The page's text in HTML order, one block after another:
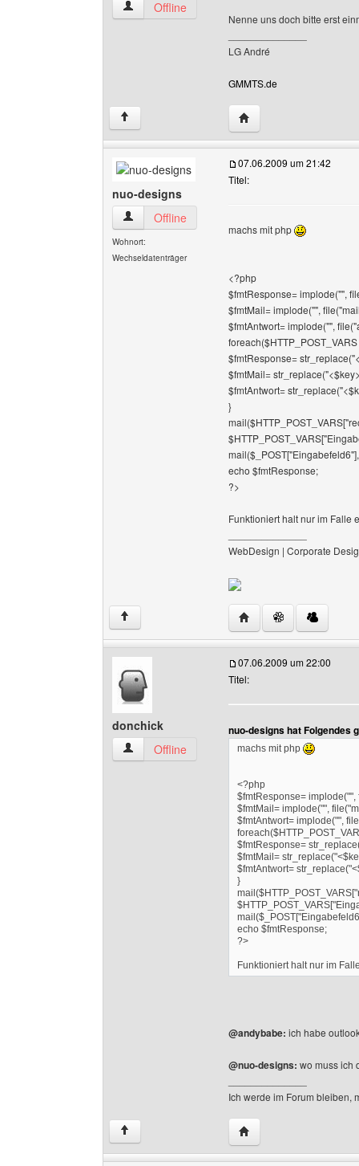
andybabe27 Benutzer-Profile anzeigen
Offline
Nenne uns doch bitte erst
LG André
GMMTS.de
↑ Website dieses
nuo-designs
nuo-designs Benutzer-Profile anzeigen
Offline
Wohnort:
Wechseldatenträger
07.06.2009 um 21:42
Titel:
machs mit php
<?php
$fmtResponse= implode("",
$fmtMail= implode("",
$fmtAntwort= implode("",
$fmtResponse=
$fmtMail=
$fmtAntwort=
}
echo $fmtResponse;
?>
Funktioniert halt nur im Falle
WebDesign | Corporate
↑ Website dieses
donchick
donchick Benutzer-Profile anzeigen
Offline
07.06.2009 um 22:00
Titel:
nuo-designs hat Folgendes
machs mit php
<?php
$fmtResponse= implode("",
$fmtMail= implode("",
$fmtAntwort= implode("",
$fmtResponse=
$fmtMail=
$fmtAntwort=
}
echo $fmtResponse;
?>
Funktioniert halt nur im
@andybabe: ich habe
@nuo-designs: wo muss ich
Ich werde im Forum bleiben,
↑ Website dieses